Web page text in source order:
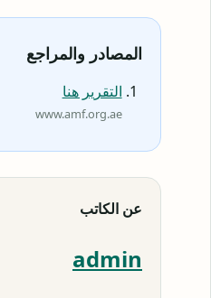
المصادر والمراجع
التقرير هنا
www.amf.org.ae
عن الكاتب
admin